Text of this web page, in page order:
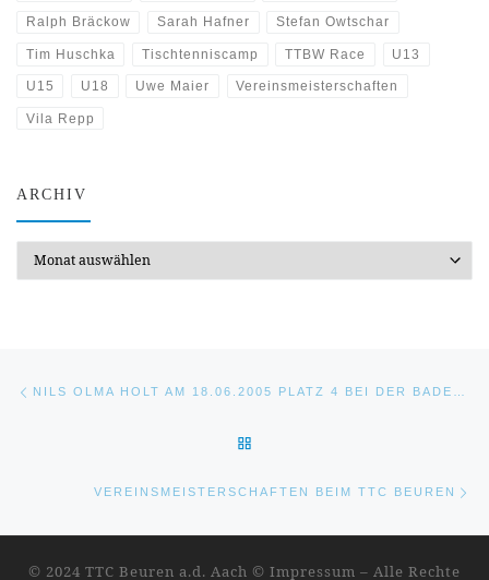
Ralph Bräckow Sarah Hafner Stefan Owtschar
Tim Huschka Tischtenniscamp TTBW Race U13
U15 U18 Uwe Maier Vereinsmeisterschaften
Vila Repp
ARCHIV
Beitragsnavigation
VEREINSMEISTERSCHAFTEN BEIM TTC BEUREN
© 2024 TTC Beuren a.d. Aach © Impressum – Alle Rechte